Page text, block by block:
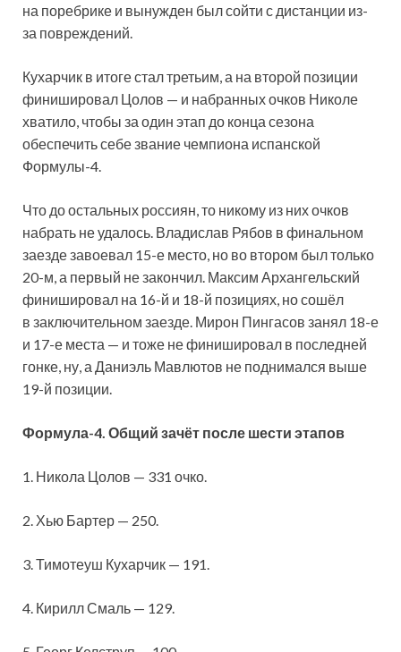
на поребрике и вынужден был сойти с дистанции из-
за повреждений.
Кухарчик в итоге стал третьим, а на второй позиции
финишировал Цолов — и набранных очков Николе
хватило, чтобы за один этап до конца сезона
обеспечить себе звание чемпиона испанской
Формулы-4.
Что до остальных россиян, то никому из них очков
набрать не удалось. Владислав Рябов в финальном
заезде завоевал 15-е место, но во втором был только
20-м, а первый не закончил. Максим Архангельский
финишировал на 16-й и 18-й позициях, но сошёл
в заключительном заезде. Мирон Пингасов занял 18-е
и 17-е места — и тоже не финишировал в последней
гонке, ну, а Даниэль Мавлютов не поднимался выше
19-й позиции.
Формула-4. Общий зачёт после шести этапов
1. Никола Цолов — 331 очко.
2. Хью Бартер — 250.
3. Тимотеуш Кухарчик — 191.
4. Кирилл Смаль — 129.